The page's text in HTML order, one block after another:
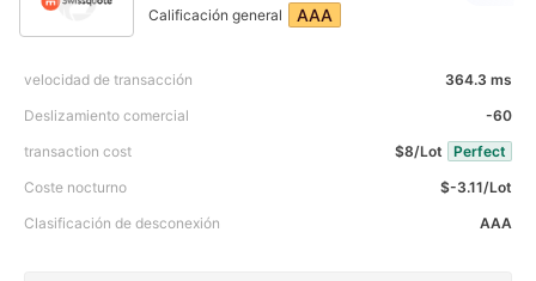
Calificación general AAA
velocidad de transacción
364.3 ms
Deslizamiento comercial
-60
transaction cost
$8/Lot
Perfect
Coste nocturno
$-3.11/Lot
Clasificación de desconexión
AAA